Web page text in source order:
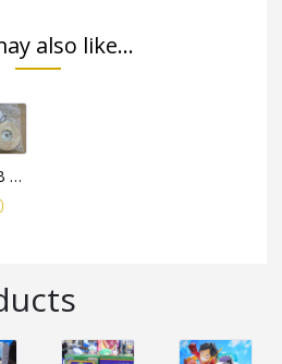
also like...
USB LED燈 線1米長 (有開關制)